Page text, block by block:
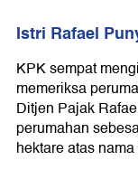
Istri Rafael
KPK sempat
memeriksa
Ditjen Pajak
perumahan
hektare atas